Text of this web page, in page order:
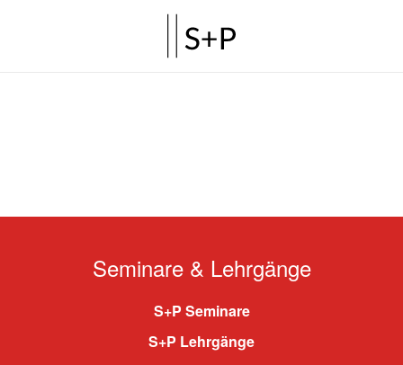
Seminare & Lehrgänge
S+P Seminare
S+P Lehrgänge